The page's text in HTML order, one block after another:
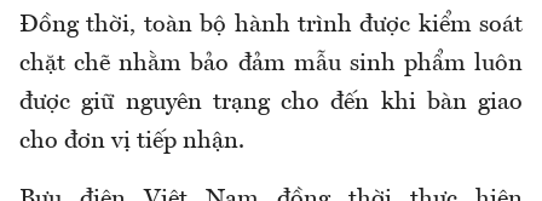
Đồng thời, toàn bộ hành trình được kiểm soát
chặt chẽ nhằm bảo đảm mẫu sinh phẩm luôn
được giữ nguyên trạng cho đến khi bàn giao
cho đơn vị tiếp nhận.